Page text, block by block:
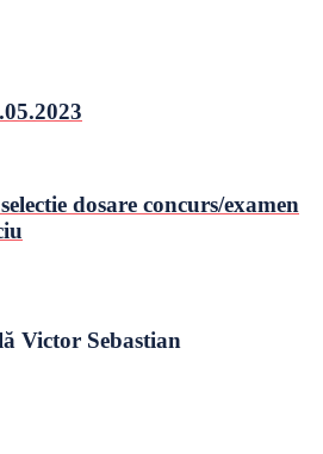
dosare concurs/examen
Victor Sebastian